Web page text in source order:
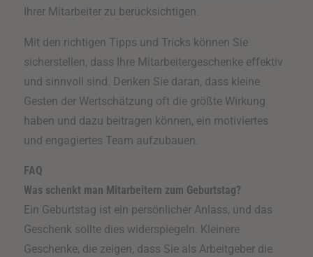
Ihrer Mitarbeiter zu berücksichtigen.
Mit den richtigen Tipps und Tricks können Sie
sicherstellen, dass Ihre Mitarbeitergeschenke effektiv
und sinnvoll sind. Denken Sie daran, dass kleine
Gesten der Wertschätzung oft die größte Wirkung
haben und dazu beitragen können, ein motiviertes
und engagiertes Team aufzubauen.
FAQ
Was schenkt man Mitarbeitern zum Geburtstag?
Ein Geburtstag ist ein persönlicher Anlass, und das
Geschenk sollte dies widerspiegeln. Kleinere
Geschenke, die zeigen, dass Sie als Arbeitgeber die